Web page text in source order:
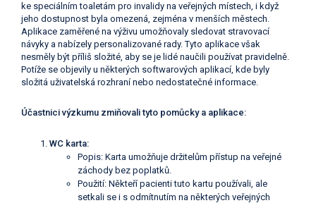
ke speciálním toaletám pro invalidy na veřejných místech, i když
jeho dostupnost byla omezená, zejména v menších městech.
Aplikace zaměřené na výživu umožňovaly sledovat stravovací
návyky a nabízely personalizované rady. Tyto aplikace však
nesměly být příliš složité, aby se je lidé naučili používat pravidelně.
Potíže se objevily u některých softwarových aplikací, kde byly
složitá uživatelská rozhraní nebo nedostatečné informace.
Účastnici výzkumu zmiňovali tyto pomůcky a aplikace:
WC karta:
Popis: Karta umožňuje držitelům přístup na veřejné
záchody bez poplatků.
Použití: Někteří pacienti tuto kartu používali, ale
setkali se i s odmítnutím na některých veřejných